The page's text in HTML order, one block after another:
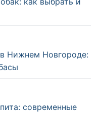
Нижнем Новгороде:
современные